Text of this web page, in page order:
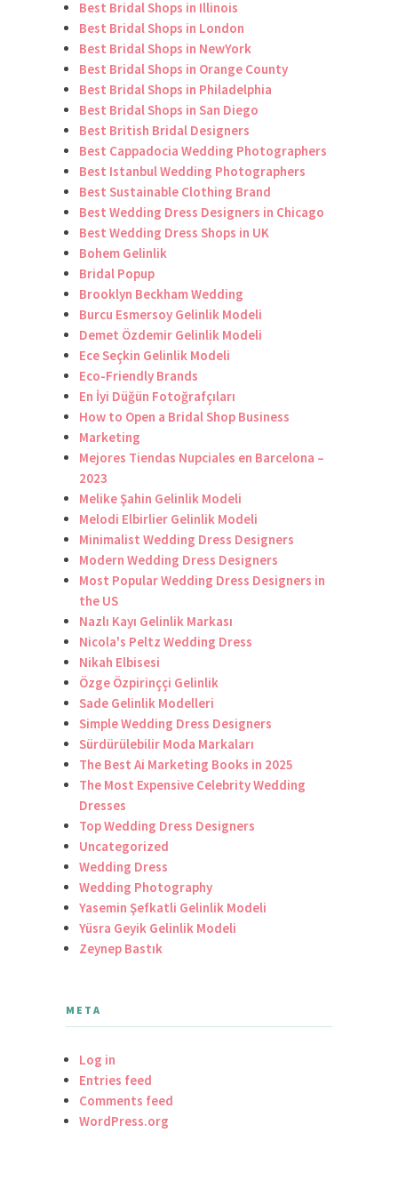
Best Bridal Shops in Illinois
Best Bridal Shops in London
Best Bridal Shops in NewYork
Best Bridal Shops in Orange County
Best Bridal Shops in Philadelphia
Best Bridal Shops in San Diego
Best British Bridal Designers
Best Cappadocia Wedding Photographers
Best Istanbul Wedding Photographers
Best Sustainable Clothing Brand
Best Wedding Dress Designers in Chicago
Best Wedding Dress Shops in UK
Bohem Gelinlik
Bridal Popup
Brooklyn Beckham Wedding
Burcu Esmersoy Gelinlik Modeli
Demet Özdemir Gelinlik Modeli
Ece Seçkin Gelinlik Modeli
Eco-Friendly Brands
En İyi Düğün Fotoğrafçıları
How to Open a Bridal Shop Business
Marketing
Mejores Tiendas Nupciales en Barcelona –
2023
Melike Şahin Gelinlik Modeli
Melodi Elbirlier Gelinlik Modeli
Minimalist Wedding Dress Designers
Modern Wedding Dress Designers
Most Popular Wedding Dress Designers in
the US
Nazlı Kayı Gelinlik Markası
Nicola's Peltz Wedding Dress
Nikah Elbisesi
Özge Özpirinççi Gelinlik
Sade Gelinlik Modelleri
Simple Wedding Dress Designers
Sürdürülebilir Moda Markaları
The Best Ai Marketing Books in 2025
The Most Expensive Celebrity Wedding
Dresses
Top Wedding Dress Designers
Uncategorized
Wedding Dress
Wedding Photography
Yasemin Şefkatli Gelinlik Modeli
Yüsra Geyik Gelinlik Modeli
Zeynep Bastık
META
Log in
Entries feed
Comments feed
WordPress.org